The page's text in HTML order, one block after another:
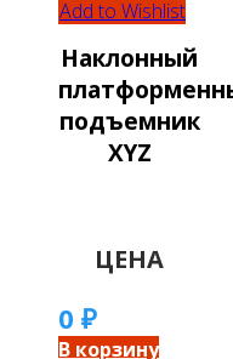
Add to Wishlist
Наклонный
подъемник
XYZ
ЦЕНА
0 ₽
В корзину